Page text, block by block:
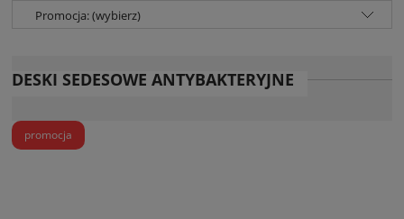
Promocja: (wybierz)
DESKI SEDESOWE ANTYBAKTERYJNE
promocja